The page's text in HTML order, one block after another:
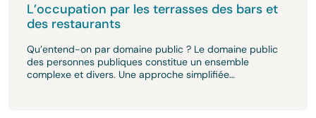
L’occupation par les terrasses des bars et
des restaurants
Qu’entend-on par domaine public ? Le domaine public
des personnes publiques constitue un ensemble
complexe et divers. Une approche simplifiée…